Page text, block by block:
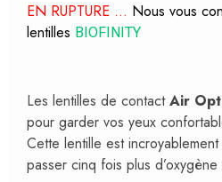
EN RUPTURE … Nous vous
lentilles BIOFINITY
Les lentilles de contactAir
pour garder vos yeux
Cette lentille est
passer cinq fois plus